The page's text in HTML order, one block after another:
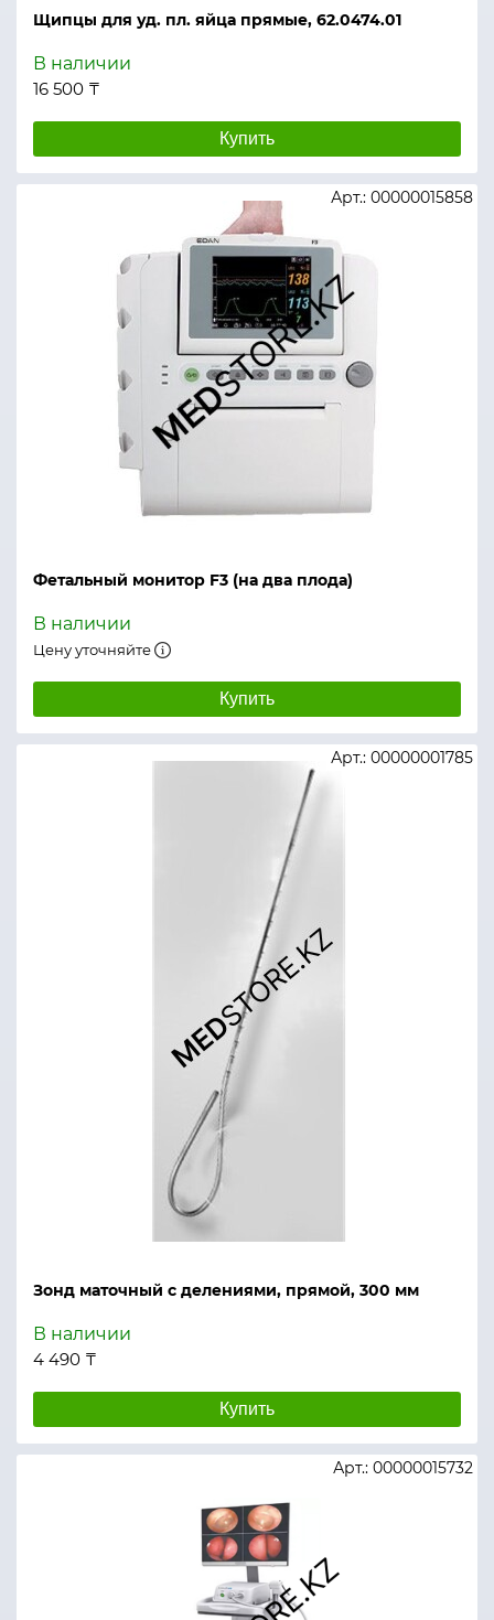
Щипцы для уд. пл. яйца прямые, 62.0474.01
В наличии
16 500 ₸
Купить
Фетальный монитор F3 (на два плода)
Арт.: 00000015858
В наличии
Цену уточняйте
Купить
Зонд маточный с делениями, прямой, 300 мм
Арт.: 00000001785
В наличии
4 490 ₸
Купить
Арт.: 00000015732